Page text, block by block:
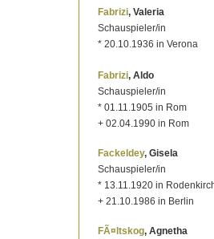
Fabrizi, Valeria
Schauspieler/in
* 20.10.1936 in Verona
Fabrizi, Aldo
Schauspieler/in
* 01.11.1905 in Rom
+ 02.04.1990 in Rom
Fackeldey, Gisela
Schauspieler/in
* 13.11.1920 in
+ 21.10.1986 in Berlin
FÃ¤ltskog, Agnetha